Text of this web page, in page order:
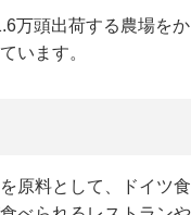
万頭出荷する農場を
います。
原料として、ドイ